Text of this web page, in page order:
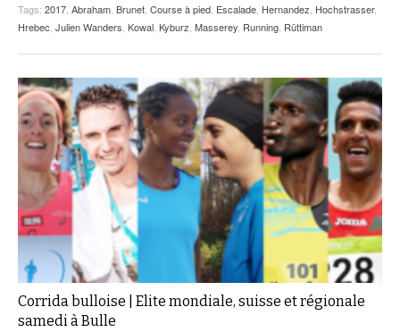
Tags: 2017 Abraham Brunet Course à pied Escalade Hernandez Hochstrasser,
Hrebec Julien Wanders Kowal Kyburz Masserey Running Rüttiman
Corrida bulloise | Elite mondiale, suisse et régionale
samedi à Bulle